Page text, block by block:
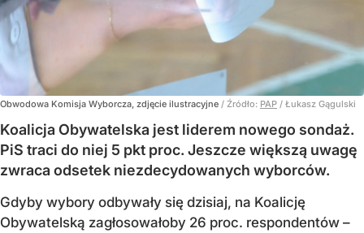
Obwodowa Komisja Wyborcza, zdjęcie ilustracyjne / Źródło: PAP / Łukasz Gągulski
Koalicja Obywatelska jest liderem nowego sondaż.
PiS traci do niej 5 pkt proc. Jeszcze większą uwagę
zwraca odsetek niezdecydowanych wyborców.
Gdyby wybory odbywały się dzisiaj, na Koalicję
Obywatelską zagłosowałoby 26 proc. respondentów –